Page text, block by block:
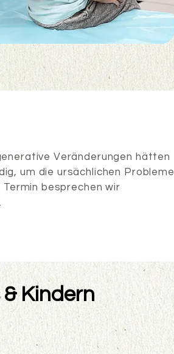
Veränderungen hätten
um die ursächlichen Probleme
besprechen wir
Kindern